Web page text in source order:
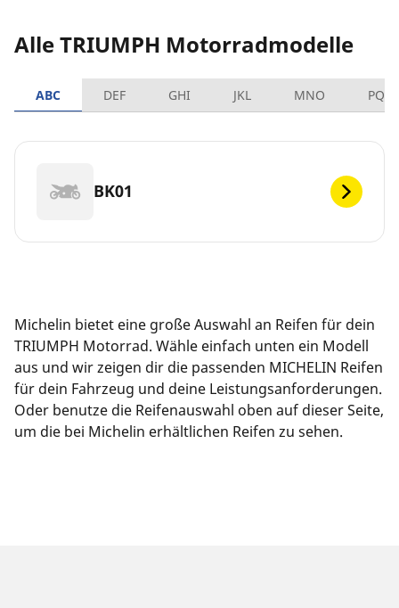
Alle TRIUMPH Motorradmodelle
ABC DEF GHI JKL MNO PQRS
BK01
Michelin bietet eine große Auswahl an Reifen für dein
TRIUMPH Motorrad. Wähle einfach unten ein Modell
aus und wir zeigen dir die passenden MICHELIN Reifen
für dein Fahrzeug und deine Leistungsanforderungen.
Oder benutze die Reifenauswahl oben auf dieser Seite,
um die bei Michelin erhältlichen Reifen zu sehen.